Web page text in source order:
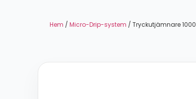
Hem / Micro-Drip-system / Tryckutjämnare 1000